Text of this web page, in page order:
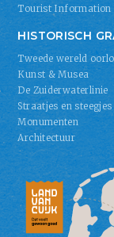
Tourist Information
HISTORISCH
Tweede wereld
Kunst & Musea
De Zuiderwaterlinie
Straatjes en steegjes
Monumenten
Architectuur